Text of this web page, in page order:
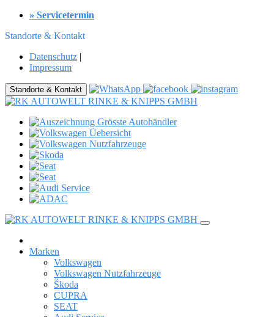
» Servicetermin
Standorte & Kontakt
Datenschutz |
Impressum
Standorte & Kontakt
Marken
Volkswagen
Volkswagen Nutzfahrzeuge
Škoda
CUPRA
SEAT